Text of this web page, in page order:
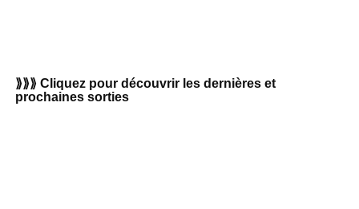
⟫⟫⟫ Cliquez pour découvrir les dernières et
prochaines sorties